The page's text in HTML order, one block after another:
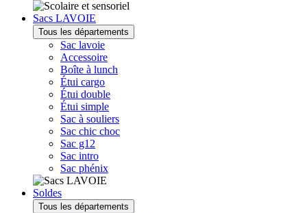
Sacs LAVOIE
Tous les départements
Sac lavoie
Accessoire
Boîte à lunch
Étui cargo
Étui double
Étui simple
Sac à souliers
Sac chic choc
Sac g12
Sac intro
Sac phénix
Soldes
Tous les départements